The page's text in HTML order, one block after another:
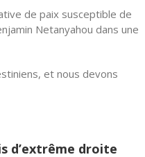
de paix susceptible de
Netanyahou dans une
et nous devons
d’extrême droite